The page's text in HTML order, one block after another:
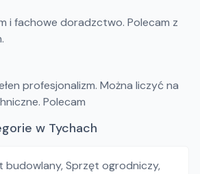
i fachowe doradzctwo. Polecam z
profesjonalizm. Można liczyć na
Polecam
w Tychach
budowlany,Sprzęt ogrodniczy,